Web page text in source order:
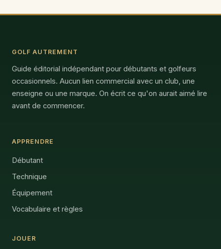
GOLF AUTREMENT
Guide éditorial indépendant pour débutants et golfeurs
occasionnels. Aucun lien commercial avec un club, une
enseigne ou une marque. On écrit ce qu'on aurait aimé lire
avant de commencer.
APPRENDRE
Débutant
Technique
Équipement
Vocabulaire et règles
JOUER